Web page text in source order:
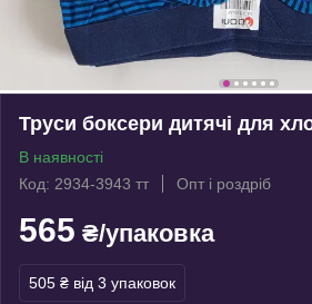
Труси боксери дитячі для
В наявності
Код: 2934-3943 тт
Опт і роздріб
565 ₴/упаковка
505 ₴ від 3 упаковок